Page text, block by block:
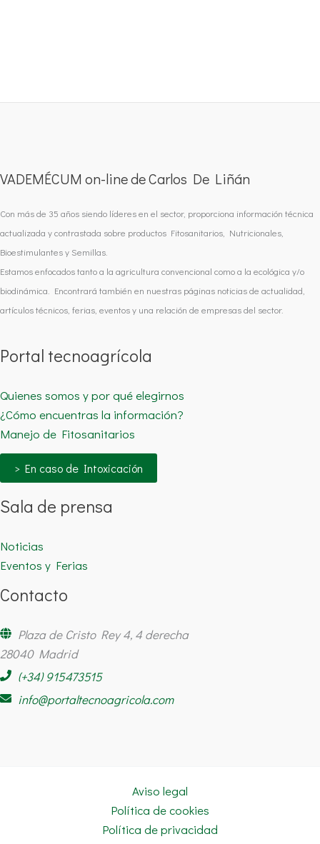
VADEMÉCUM on-line de Carlos De Liñán
Con más de 35 años siendo líderes en el sector, proporciona información técnica
actualizada y contrastada sobre productos Fitosanitarios, Nutricionales,
Bioestimulantes y Semillas.
Estamos enfocados tanto a la agricultura convencional como a la ecológica y/o
biodinámica. Encontrará también en nuestras páginas noticias de actualidad,
artículos técnicos, ferias, eventos y una relación de empresas del sector.
Portal tecnoagrícola
Quienes somos y por qué elegirnos
¿Cómo encuentras la información?
Manejo de Fitosanitarios
> En caso de Intoxicación
Sala de prensa
Noticias
Eventos y Ferias
Contacto
Plaza de Cristo Rey 4, 4 derecha
28040 Madrid
(+34) 915473515
info@portaltecnoagricola.com
Aviso legal
Política de cookies
Política de privacidad